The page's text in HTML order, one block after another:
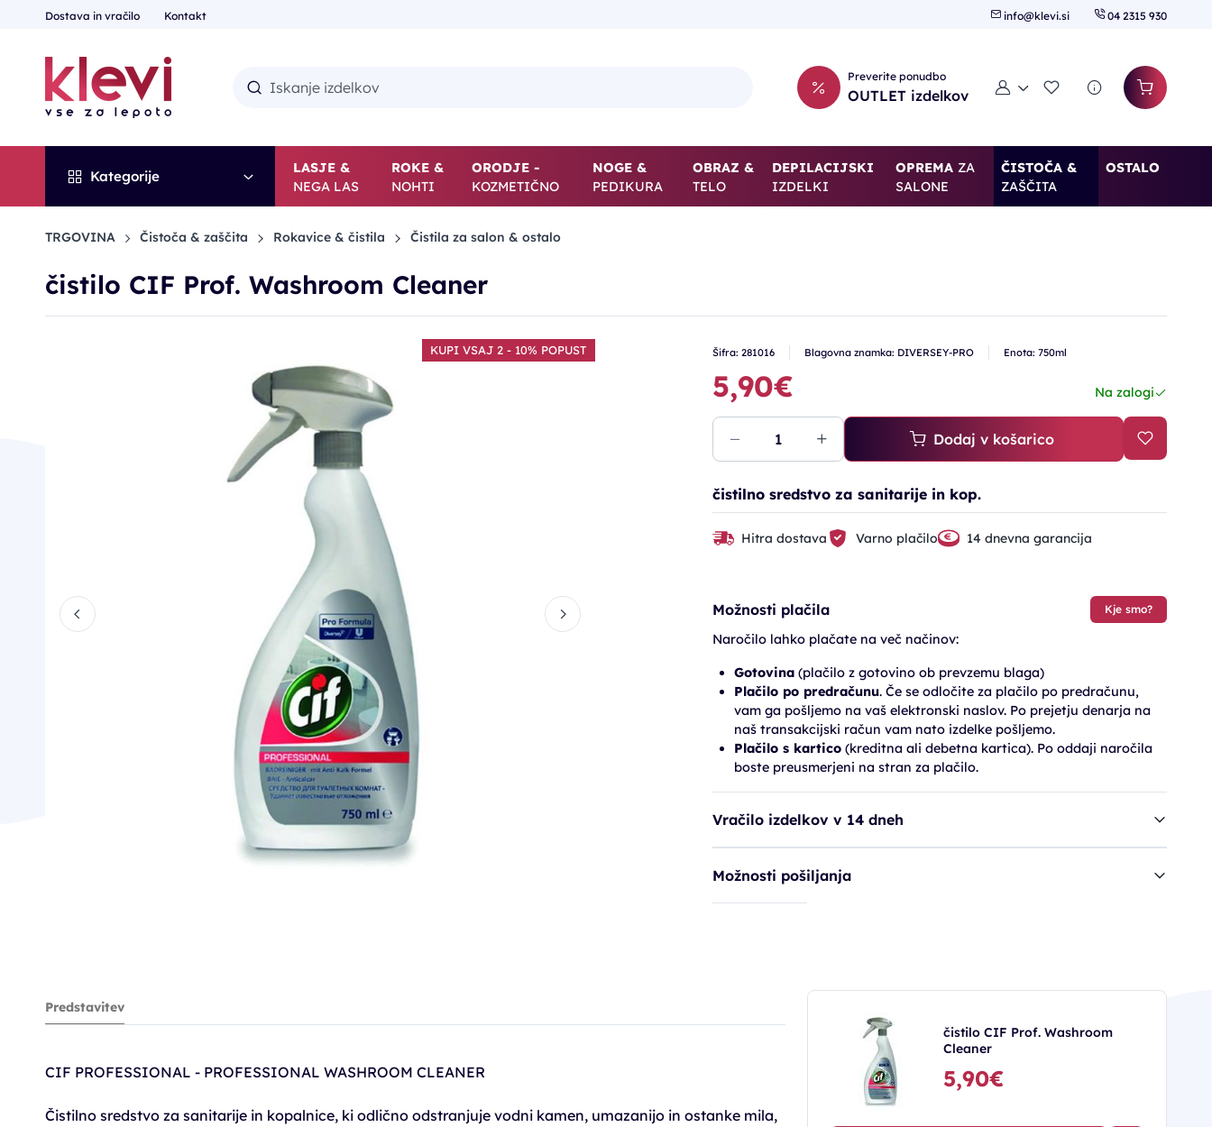
Dostava in vračilo Kontakt info@klevi.si 04 2315 930
Preverite ponudbo
OUTLET izdelkov Moj računSeznam želja
Kategorije
LASJE &
NEGA LAS
ROKE &
NOHTI
ORODJE -
KOZMETIČNO
NOGE &
PEDIKURA
OBRAZ &
TELO
DEPILACIJSKI
IZDELKI
OPREMAZA
SALONE
ČISTOČA &
ZAŠČITA
OSTALO
TRGOVINA Čistoča & zaščita Rokavice & čistila Čistila za salon & ostalo
čistilo CIF Prof. Washroom Cleaner
KUPI VSAJ 2 - 10% POPUST Šifra: 281016 Blagovna znamka: DIVERSEY-PRO Enota: 750ml
5,90€ Na zalogi
Dodaj v košarico
čistilno sredstvo za sanitarije in kop.
Hitra dostava Varno plačilo 14 dnevna garancija
Možnosti plačila Kje smo?
Naročilo lahko plačate na več načinov:
Gotovina(plačilo z gotovino ob prevzemu blaga)
Plačilo po predračunu. Če se odločite za plačilo po predračunu,
vam ga pošljemo na vaš elektronski naslov. Po prejetju denarja na
naš transakcijski račun vam nato izdelke pošljemo.
Plačilo s kartico(kreditna ali debetna kartica). Po oddaji naročila
boste preusmerjeni na stran za plačilo.
Vračilo izdelkov v 14 dneh
Možnosti pošiljanja
Predstavitev
CIF PROFESSIONAL - PROFESSIONAL WASHROOM CLEANER
Čistilno sredstvo za sanitarije in kopalnice, ki odlično odstranjuje vodni kamen, umazanijo in ostanke mila,
čistilo CIF Prof. Washroom
Cleaner
5,90€